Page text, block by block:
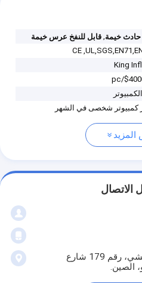
خيمة,قابل للنفخ عرس خيمة
CE
King
الاتصال
الغرفة 813، المبنى أ، بلازا جينغشي، رقم 179 شارع
الصين.